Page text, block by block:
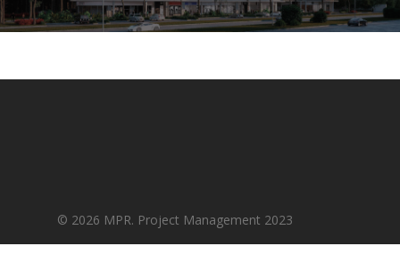
© 2026 MPR. Project Management 2023